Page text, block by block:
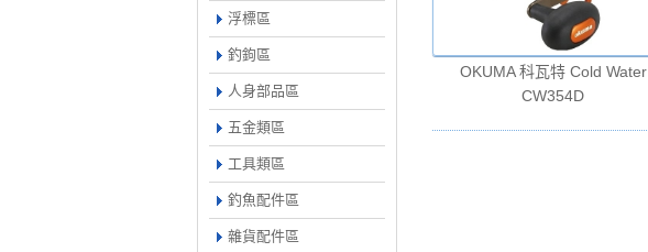
浮標區
釣鉤區
人身部品區
五金類區
工具類區
釣魚配件區
雜貨配件區
OKUMA 科瓦特 Cold Water
CW354D